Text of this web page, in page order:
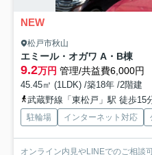
NEW
松戸市秋山
エミール・オガワ A・B棟
9.2万円 管理/共益費6,000円
45.45㎡ (1LDK) /築18年 /2階建
武蔵野線「東松戸」駅 徒歩15
駐輪場 インターネット対応
オンライン内見やLINEでのご相談